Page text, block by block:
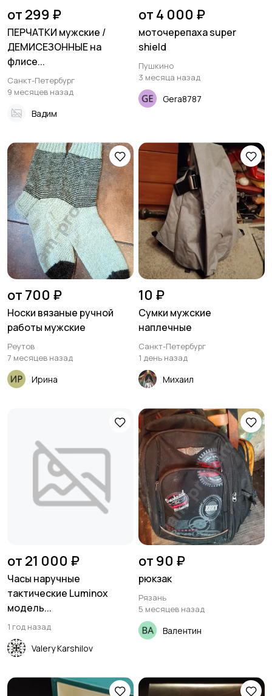
от 299 ₽
ПЕРЧАТКИ мужские /
ДЕМИСЕЗОННЫЕ на
флисе...
Санкт-Петербург
9 месяцев назад
Вадим
от 4 000 ₽
моточерепаха super
shield
Пушкино
3 месяца назад
Gera8787
от 700 ₽
Носки вязаные ручной
работы мужские
Реутов
7 месяцев назад
Ирина
10 ₽
Сумки мужские
наплечные
Санкт-Петербург
1 день назад
Михаил
от 21 000 ₽
Часы наручные
тактические Luminox
модель...
1 год назад
Valery Karshilov
от 90 ₽
рюкзак
Рязань
5 месяцев назад
Валентин